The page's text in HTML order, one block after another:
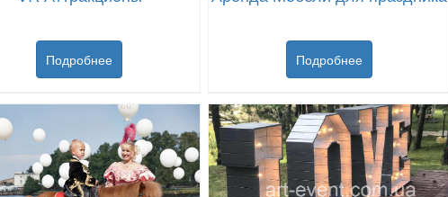
Подробнее Подробнее